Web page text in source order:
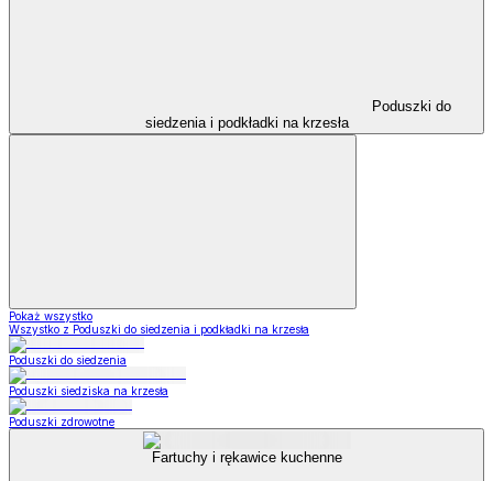
Poduszki do
siedzenia i podkładki na krzesła
Pokaż wszystko
Wszystko z Poduszki do siedzenia i podkładki na krzesła
Poduszki do siedzenia
Poduszki siedziska na krzesła
Poduszki zdrowotne
Fartuchy i rękawice kuchenne